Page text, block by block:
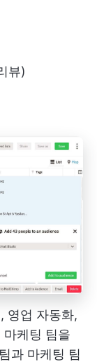
뷰)
영업 자동화,
케팅 팀을
과 마케팅 팀